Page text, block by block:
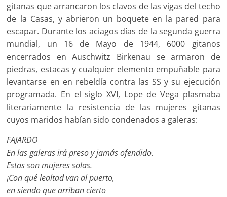
gitanas que arrancaron los clavos de las vigas del techo
de la Casas, y abrieron un boquete en la pared para
escapar. Durante los aciagos días de la segunda guerra
mundial, un 16 de Mayo de 1944, 6000 gitanos
encerrados en Auschwitz Birkenau se armaron de
piedras, estacas y cualquier elemento empuñable para
levantarse en en rebeldía contra las SS y su ejecución
programada. En el siglo XVI, Lope de Vega plasmaba
literariamente la resistencia de las mujeres gitanas
cuyos maridos habían sido condenados a galeras:
FAJARDO
En las galeras irá preso y jamás ofendido.
Estas son mujeres solas.
¡Con qué lealtad van al puerto,
en siendo que arriban cierto